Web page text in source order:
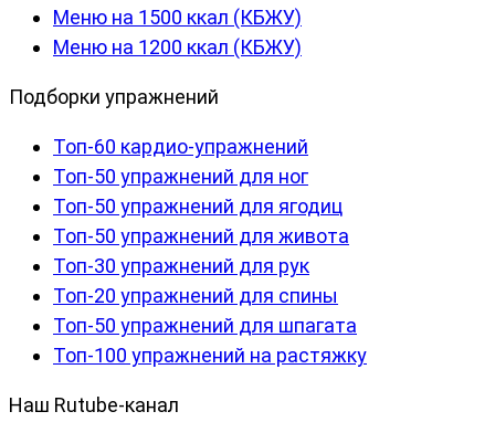
Меню на 1500 ккал (КБЖУ)
Меню на 1200 ккал (КБЖУ)
Подборки упражнений
Топ-60 кардио-упражнений
Топ-50 упражнений для ног
Топ-50 упражнений для ягодиц
Топ-50 упражнений для живота
Топ-30 упражнений для рук
Топ-20 упражнений для спины
Топ-50 упражнений для шпагата
Топ-100 упражнений на растяжку
Наш Rutube-канал